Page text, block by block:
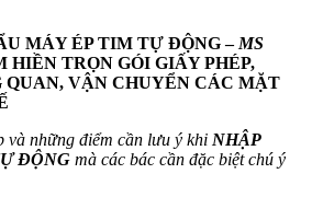
MÁY ÉP TIM TỰ ĐỘNG – MS
HIỀN TRỌN GÓI GIẤY PHÉP,
QUAN, VẬN CHUYỂN CÁC MẶT
và những điểm cần lưu ý khi NHẬP
ĐỘNG mà các bác cần đặc biệt chú ý